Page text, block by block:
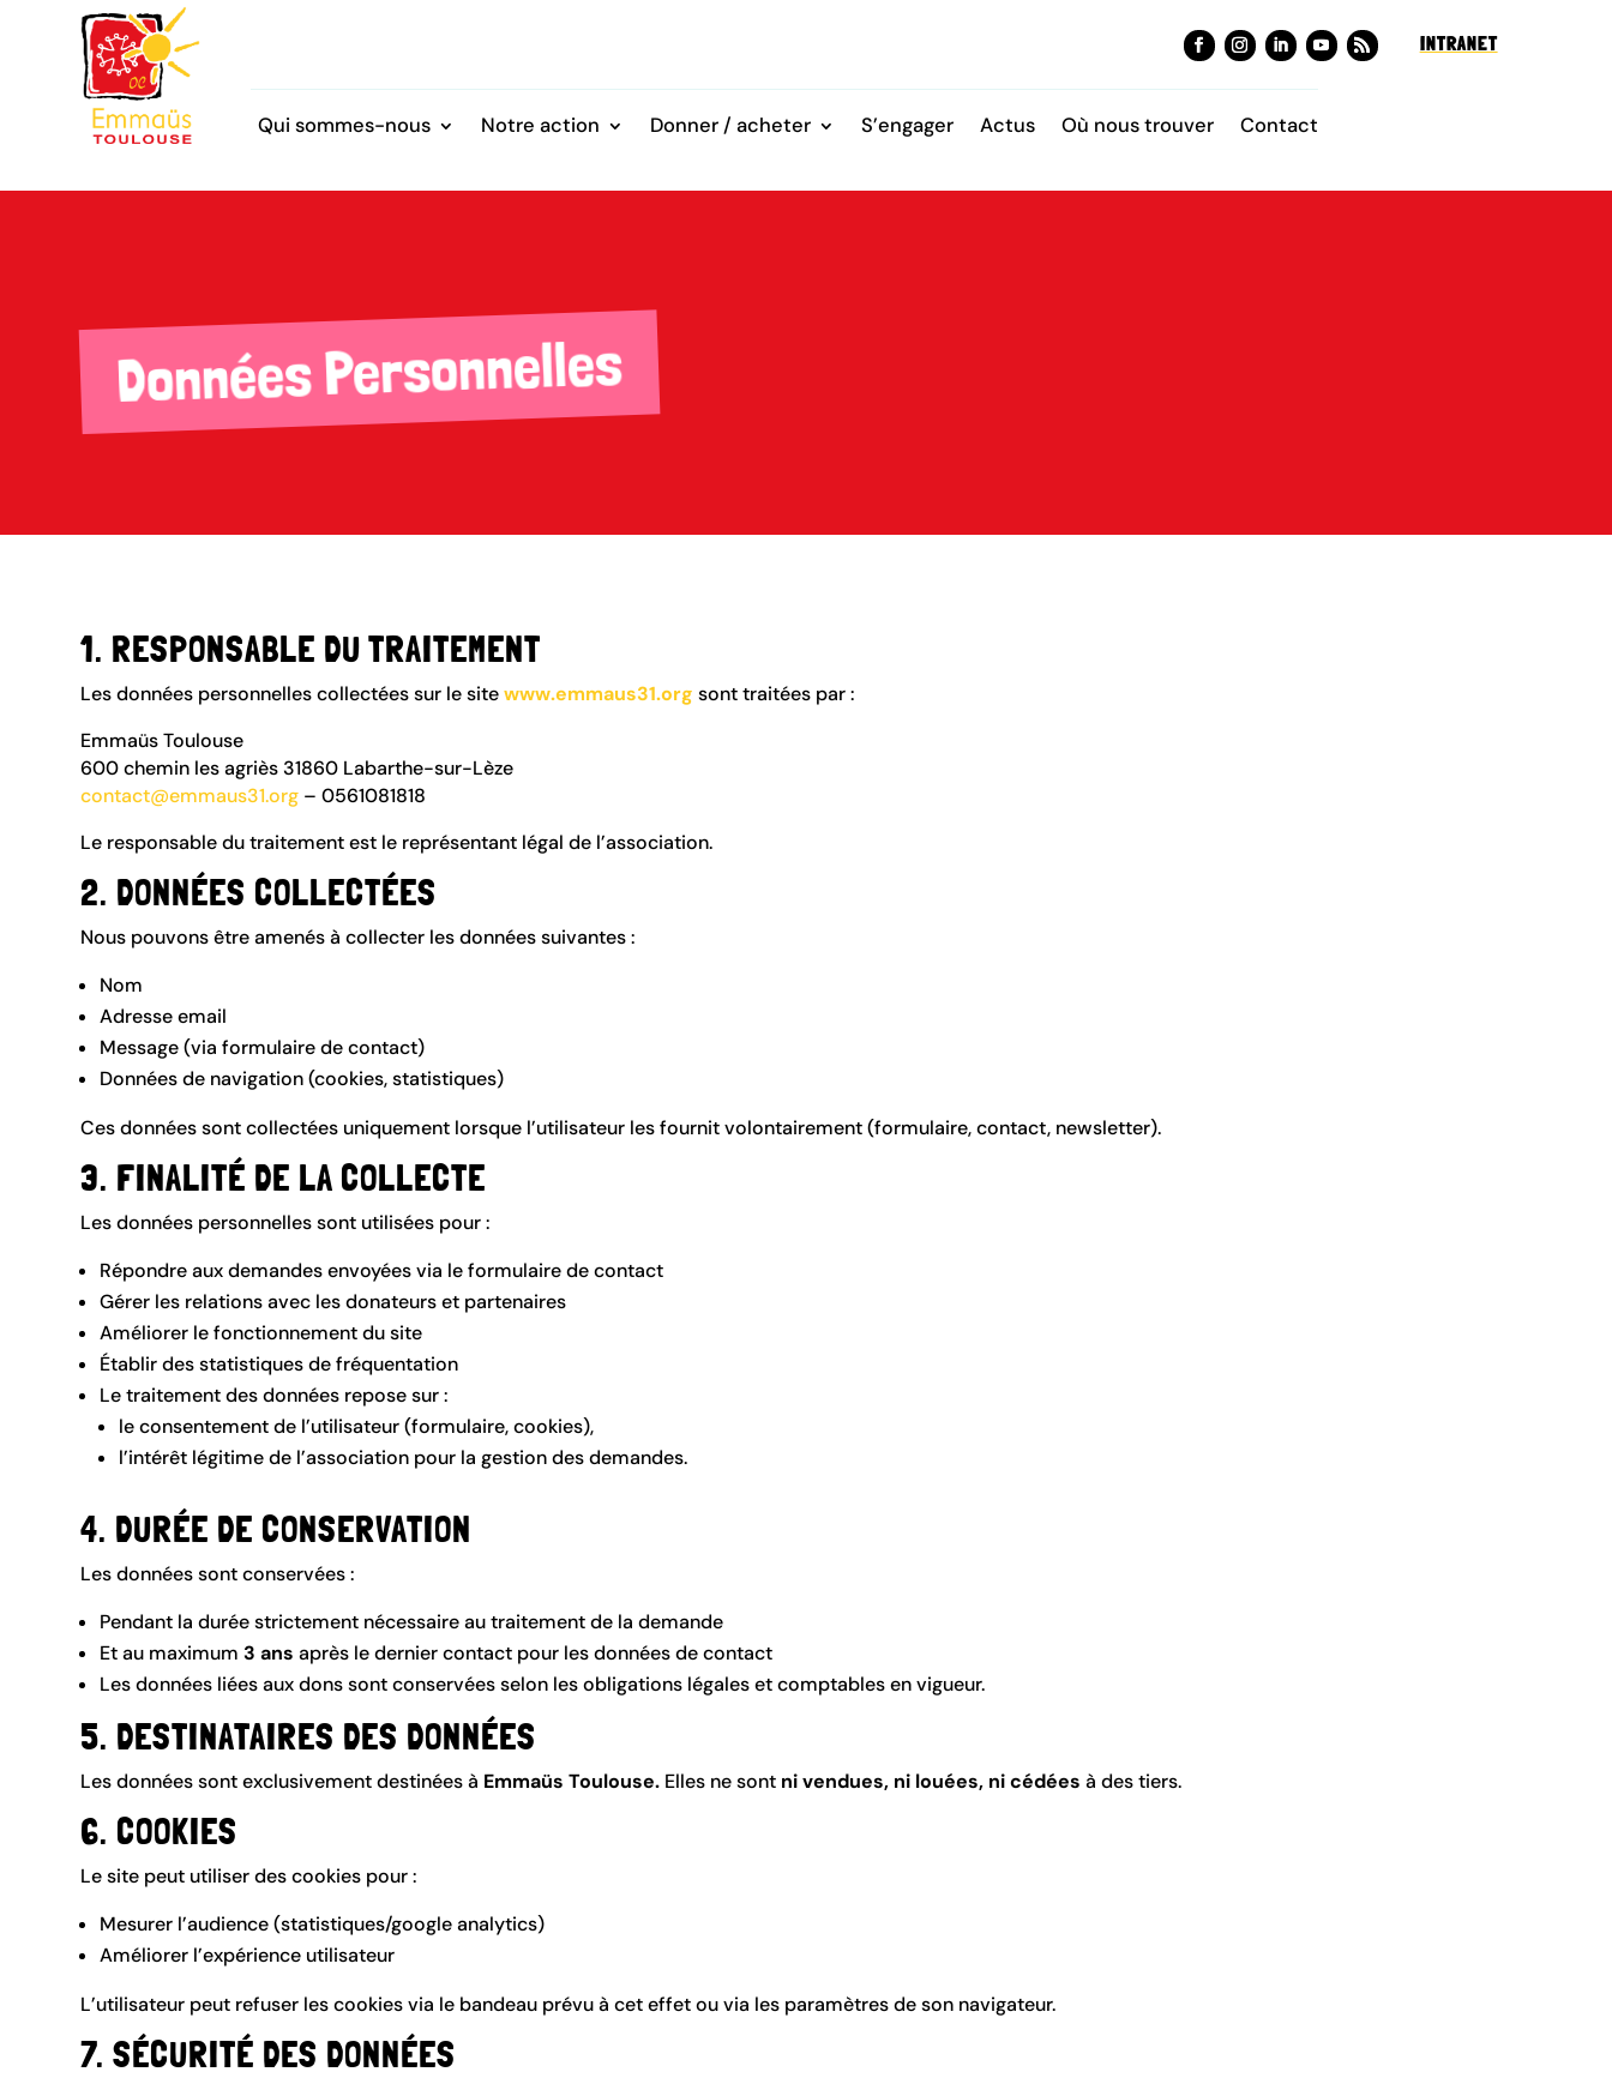
INTRANET
Qui sommes-nous Notre action Donner / acheter S’engager Actus Où nous trouver Contact
Données Personnelles
1. RESPONSABLE DU TRAITEMENT
Les données personnelles collectées sur le sitewww.emmaus31.orgsont traitées par :
Emmaüs Toulouse
600 chemin les agriès 31860 Labarthe-sur-Lèze
contact@emmaus31.org – 0561081818
Le responsable du traitement est le représentant légal de l’association.
2. DONNÉES COLLECTÉES
Nous pouvons être amenés à collecter les données suivantes :
Nom
Adresse email
Message (via formulaire de contact)
Données de navigation (cookies, statistiques)
Ces données sont collectées uniquement lorsque l’utilisateur les fournit volontairement (formulaire, contact, newsletter).
3. FINALITÉ DE LA COLLECTE
Les données personnelles sont utilisées pour :
Répondre aux demandes envoyées via le formulaire de contact
Gérer les relations avec les donateurs et partenaires
Améliorer le fonctionnement du site
Établir des statistiques de fréquentation
Le traitement des données repose sur :
le consentement de l’utilisateur (formulaire, cookies),
l’intérêt légitime de l’association pour la gestion des demandes.
4. DURÉE DE CONSERVATION
Les données sont conservées :
Pendant la durée strictement nécessaire au traitement de la demande
Et au maximum3 ans après le dernier contact pour les données de contact
Les données liées aux dons sont conservées selon les obligations légales et comptables en vigueur.
5. DESTINATAIRES DES DONNÉES
Les données sont exclusivement destinées à Emmaüs Toulouse. Elles ne sont ni vendues, ni louées, ni cédées à des tiers.
6. COOKIES
Le site peut utiliser des cookies pour :
Mesurer l’audience (statistiques/google analytics)
Améliorer l’expérience utilisateur
L’utilisateur peut refuser les cookies via le bandeau prévu à cet effet ou via les paramètres de son navigateur.
7. SÉCURITÉ DES DONNÉES